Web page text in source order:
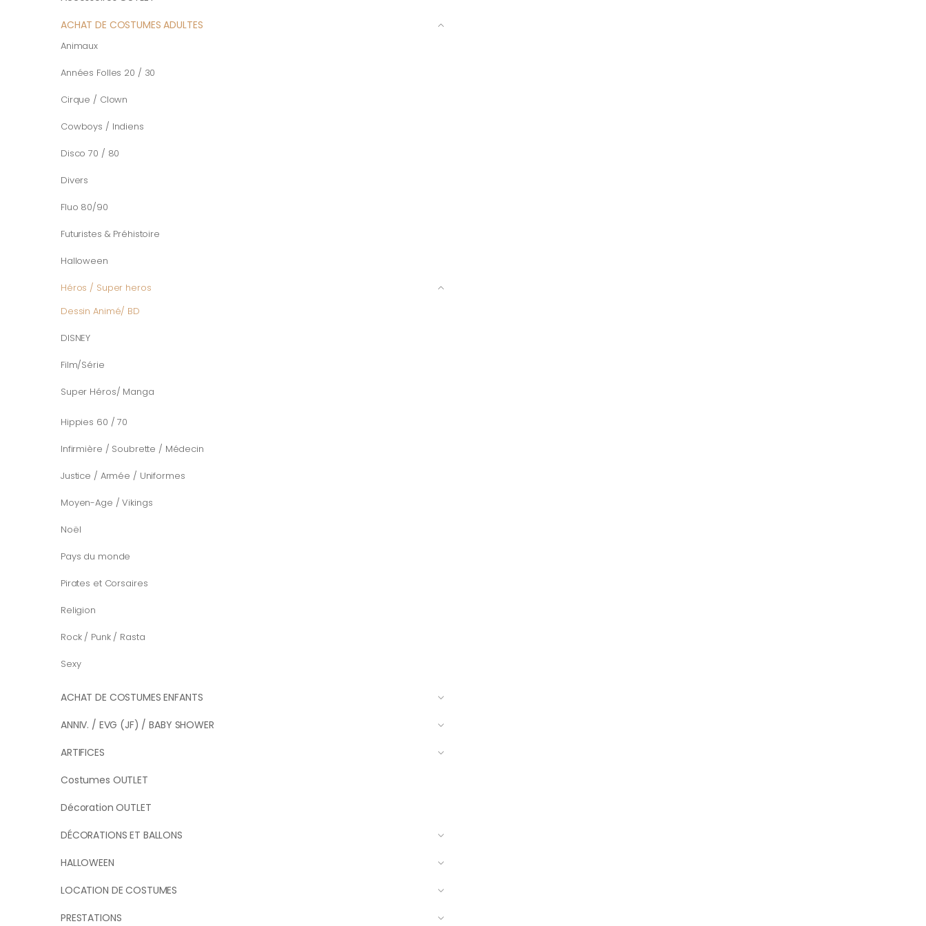
ACHAT DE COSTUMES ADULTES
Animaux
Années Folles 20 / 30
Cirque / Clown
Cowboys / Indiens
Disco 70 / 80
Divers
Fluo 80/90
Futuristes & Préhistoire
Halloween
Héros / Super heros
Dessin Animé/ BD
DISNEY
Film/Série
Super Héros/ Manga
Hippies 60 / 70
Infirmière / Soubrette / Médecin
Justice / Armée / Uniformes
Moyen-Age / Vikings
Noël
Pays du monde
Pirates et Corsaires
Religion
Rock / Punk / Rasta
Sexy
ACHAT DE COSTUMES ENFANTS
ANNIV. / EVG (JF) / BABY SHOWER
ARTIFICES
Costumes OUTLET
Décoration OUTLET
DÉCORATIONS ET BALLONS
HALLOWEEN
LOCATION DE COSTUMES
PRESTATIONS